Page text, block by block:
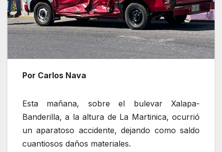
Por Carlos Nava
Esta mañana, sobre el bulevar Xalapa-
Banderilla, a la altura de La Martinica, ocurrió
un aparatoso accidente, dejando como saldo
cuantiosos daños materiales.